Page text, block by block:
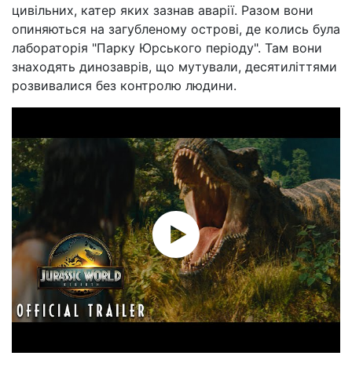
цивільних, катер яких зазнав аварії. Разом вони
опиняються на загубленому острові, де колись була
лабораторія "Парку Юрського періоду". Там вони
знаходять динозаврів, що мутували, десятиліттями
розвивалися без контролю людини.